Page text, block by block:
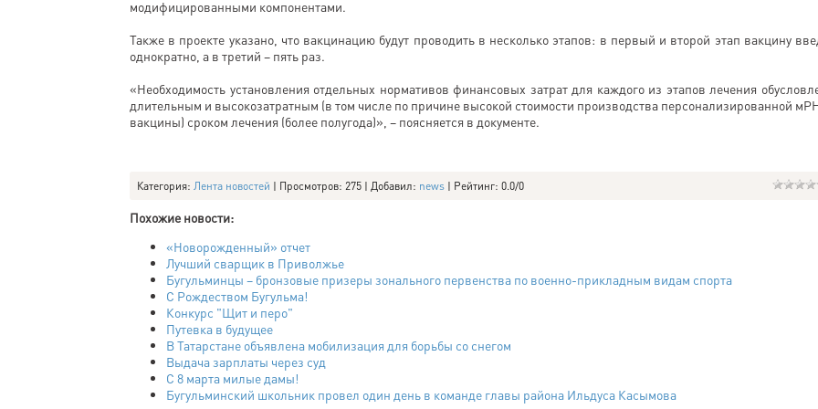
модифицированными компонентами.
Также в проекте указано, что вакцинацию будут проводить в несколько этапов: в первый и второй этап вакцину
однократно, а в третий – пять раз.
«Необходимость установления отдельных нормативов финансовых затрат для каждого из этапов лечения
длительным и высокозатратным (в том числе по причине высокой стоимости производства персонализированной
вакцины) сроком лечения (более полугода)», – поясняется в документе.
Категория: Лента новостей | Просмотров: 275 | Добавил: news | Рейтинг: 0.0/0
Похожие новости:
«Новорожденный» отчет
Лучший сварщик в Приволжье
Бугульминцы – бронзовые призеры зонального первенства по военно-прикладным видам спорта
С Рождеством Бугульма!
Конкурс "Щит и перо"
Путевка в будущее
В Татарстане объявлена мобилизация для борьбы со снегом
Выдача зарплаты через суд
С 8 марта милые дамы!
Бугульминский школьник провел один день в команде главы района Ильдуса Касымова